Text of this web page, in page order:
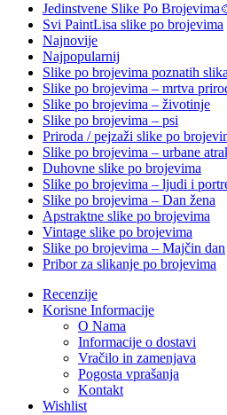
Jedinstvene Slike Po
Svi PaintLisa slike po brojevima
Najnovije
Najpopularnij
Slike po brojevima poznatih
Slike po brojevima – mrtva
Slike po brojevima – životinje
Slike po brojevima – psi
Priroda / pejzaži slike po
Slike po brojevima – urbane
Duhovne slike po brojevima
Slike po brojevima – ljudi i
Slike po brojevima – Dan žena
Apstraktne slike po brojevima
Vintage slike po brojevima
Slike po brojevima – Majčin dan
Pribor za slikanje po brojevima
Recenzije
Korisne Informacije
O Nama
Informacije o dostavi
Vračilo in zamenjava
Pogosta vprašanja
Kontakt
Wishlist